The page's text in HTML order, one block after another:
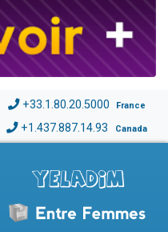
+33.1.80.20.5000 France
+1.437.887.14.93 Canada